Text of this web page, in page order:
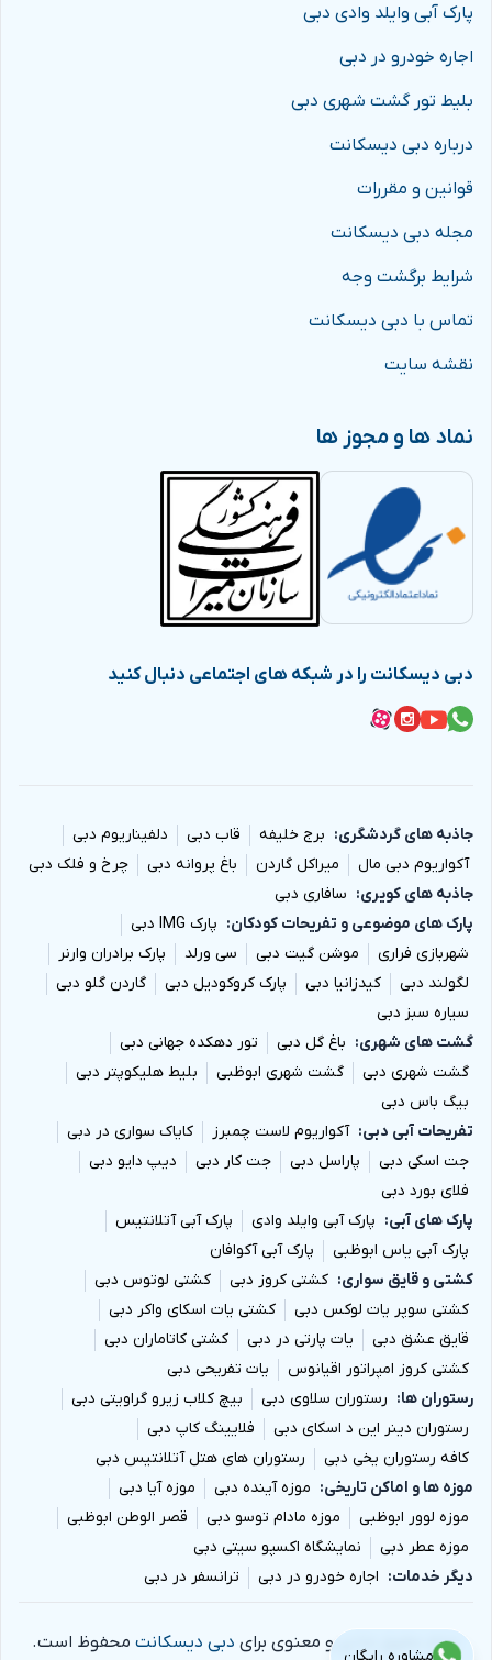
پارک آبی وایلد وادی دبی
اجاره خودرو در دبی
بلیط تور گشت شهری دبی
درباره دبی دیسکانت
قوانین و مقررات
مجله دبی دیسکانت
شرایط برگشت وجه
تماس با دبی دیسکانت
نقشه سایت
نماد ها و مجوز ها
دبی دیسکانت را در شبکه های اجتماعی دنبال کنید
جاذبه های گردشگری برج خلیفه قاب دبی
دلفیناریوم دبی
آکواریوم دبی مال
میراکل گاردن باغ پروانه دبی
چرخ و فلک دبی
جاذبه های کویری
سافاری دبی
پارک های موضوعی و تفریحات کودکان
پارک IMG دبی
شهربازی فراری
موشن گیت دبی سی ورلد
پارک برادران وارنر
لگولند دبی
کیدزانیا دبی پارک کروکودیل دبی
گاردن گلو دبی
سیاره سبز دبی
گشت های شهری
باغ گل دبی
تور دهکده جهانی دبی
گشت شهری دبی
گشت شهری ابوظبی
بلیط هلیکوپتر دبی
بیگ باس دبی
تفریحات آبی دبی
آکواریوم لاست چمبرز
کایاک سواری در دبی
جت اسکی دبی
پاراسل دبی جت کار دبی
دیپ دایو دبی
فلای بورد دبی
پارک های آبی
پارک آبی وایلد وادی
پارک آبی آتلانتیس
پارک آبی یاس ابوظبی
پارک آبی آکوافان
کشتی و قایق سواری
کشتی کروز دبی
کشتی لوتوس دبی
کشتی سوپر یات لوکس دبی
کشتی یات اسکای واکر دبی
قایق عشق دبی
یات پارتی در دبی
کشتی کاتاماران دبی
کشتی کروز امپراتور اقیانوس
یات تفریحی دبی
رستوران ها
رستوران سلاوی دبی
بیچ کلاب زیرو گراویتی دبی
رستوران دینر این د اسکای دبی
فلایینگ کاپ دبی
کافه رستوران یخی دبی
رستوران های هتل آتلانتیس دبی
موزه ها و اماکن تاریخی
موزه آینده دبی
موزه آیا دبی
موزه لوور ابوظبی
موزه مادام توسو دبی
قصر الوطن ابوظبی
موزه عطر دبی
نمایشگاه اکسپو سیتی دبی
دیگر خدمات
اجاره خودرو در دبی ترانسفر در دبی
تمام حقوق مادی و معنوی برای دبی دیسکانت محفوظ است.
مشاوره رایگان